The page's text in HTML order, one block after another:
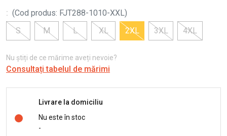
: (Cod produs: FJT288-1010-XXL)
S
M L XL 2XL 3XL 4XL
Nu știți de ce mărime aveți nevoie?
Consultați tabelul de mărimi
Livrare la domiciliu
Nu este în stoc
-